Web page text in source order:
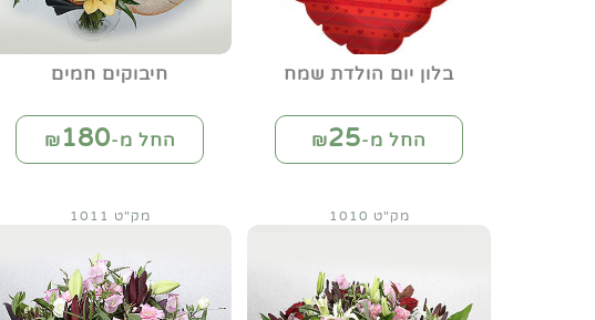
בלון יום הולדת שמח
החל מ-₪25
חיבוקים חמים
החל מ-₪180
מק"ט 1010 מק"ט 1011